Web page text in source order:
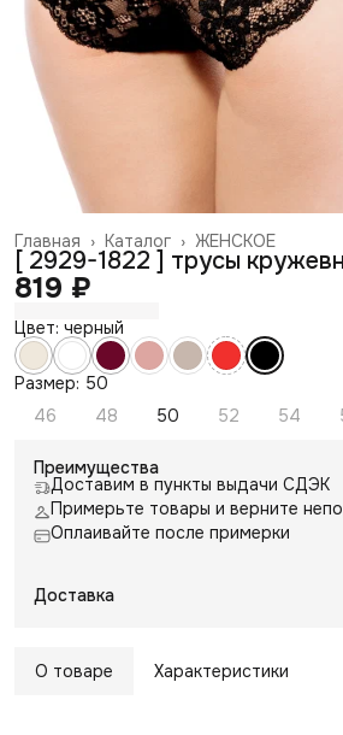
ЖЕНСКОЕ
Каталог ›
Главная ›
[ 2929-1822 ] трусы
819 ₽
Цвет: черный
Размер: 50
46
48 50 52 54
Преимущества
Доставим в пункты выдачи СДЭК
Примерьте товары и верните
Оплаивайте после примерки
Доставка
О товаре Характеристики